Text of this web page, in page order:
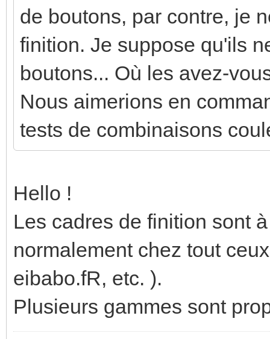
de boutons, par contre, je
finition. Je suppose qu'ils
boutons... Où les avez-
Nous aimerions en
tests de combinaisons
Hello !
Les cadres de finition sont
normalement chez tout
eibabo.fR, etc. ).
Plusieurs gammes sont